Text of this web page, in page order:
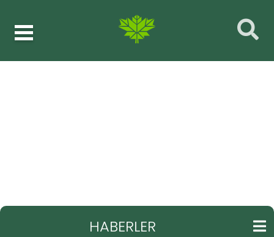
HABERLER